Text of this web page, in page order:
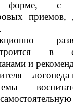
форме, с
приемов,
–
в
и
–